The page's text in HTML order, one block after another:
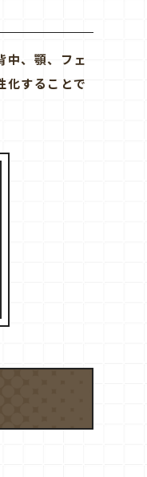
中、顎、フェ
化することで